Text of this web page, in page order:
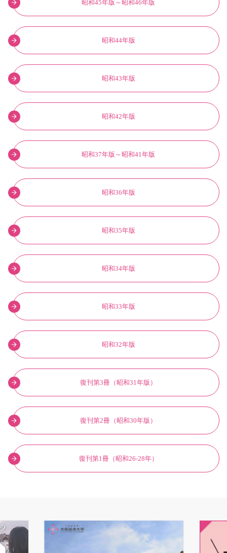
昭和45年版～昭和46年版
昭和44年版
昭和43年版
昭和42年版
昭和37年版～昭和41年版
昭和36年版
昭和35年版
昭和34年版
昭和33年版
昭和32年版
復刊第3冊（昭和31年版）
復刊第2冊（昭和30年版）
復刊第1冊（昭和26-28年）